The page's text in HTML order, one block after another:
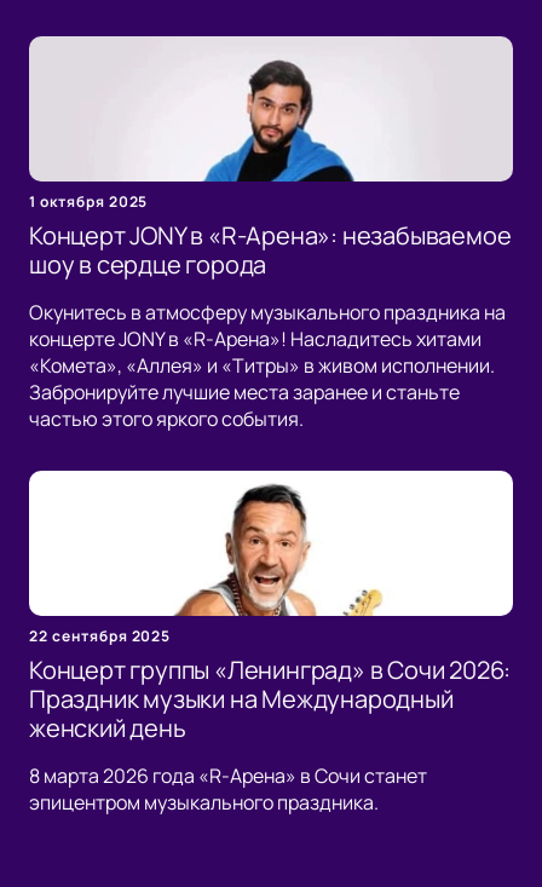
1 октября 2025
Концерт JONY в «R-Арена»: незабываемое
шоу в сердце города
Окунитесь в атмосферу музыкального праздника на
концерте JONY в «R-Арена»! Насладитесь хитами
«Комета», «Аллея» и «Титры» в живом исполнении.
Забронируйте лучшие места заранее и станьте
частью этого яркого события.
22 сентября 2025
Концерт группы «Ленинград» в Сочи 2026:
Праздник музыки на Международный
женский день
8 марта 2026 года «R-Арена» в Сочи станет
эпицентром музыкального праздника.